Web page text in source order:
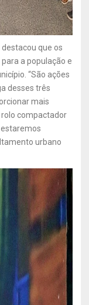
que os
a população e
“São ações
desses três
mais
compactador
urbano